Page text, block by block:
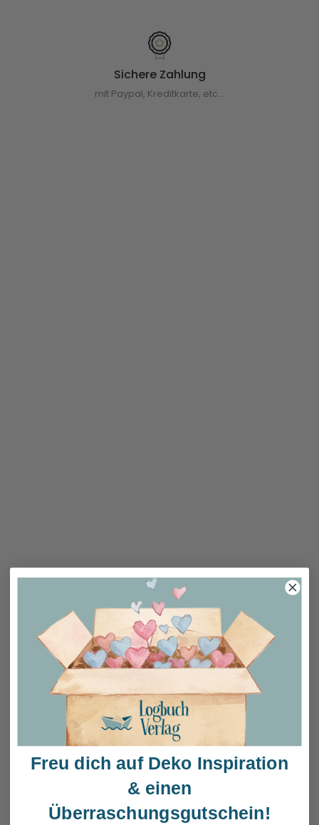
Sichere Zahlung
mit Paypal, Kreditkarte, etc...
Freu dich auf Deko Inspiration
& einen
Überraschungsgutschein!